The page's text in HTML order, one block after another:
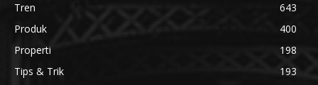
Tren
643
Produk
400
Properti
198
Tips & Trik
193